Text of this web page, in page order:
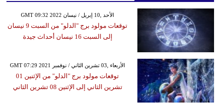
GMT 09:32 2022 الأحد ,10 إبريل / نيسان
توقعات مولود برج "الدلو" من السبت 9 نيسان
إلى السبت 16 نيسان أحداث جيدة
GMT 07:29 2021 الأربعاء ,03 تشرين الثاني / نوفمبر
توقعات مولود برج "الدلو" من الإثنين 01
تشرين الثاني إلى الإثنين 08 تشرين الثاني